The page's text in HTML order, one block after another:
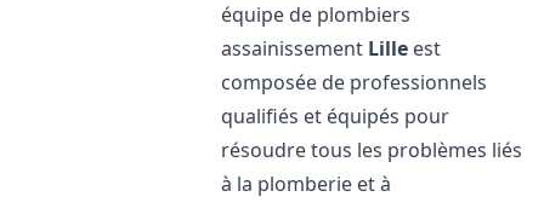
équipe de plombiers
assainissement Lille est
composée de professionnels
qualifiés et équipés pour
résoudre tous les problèmes liés
à la plomberie et à